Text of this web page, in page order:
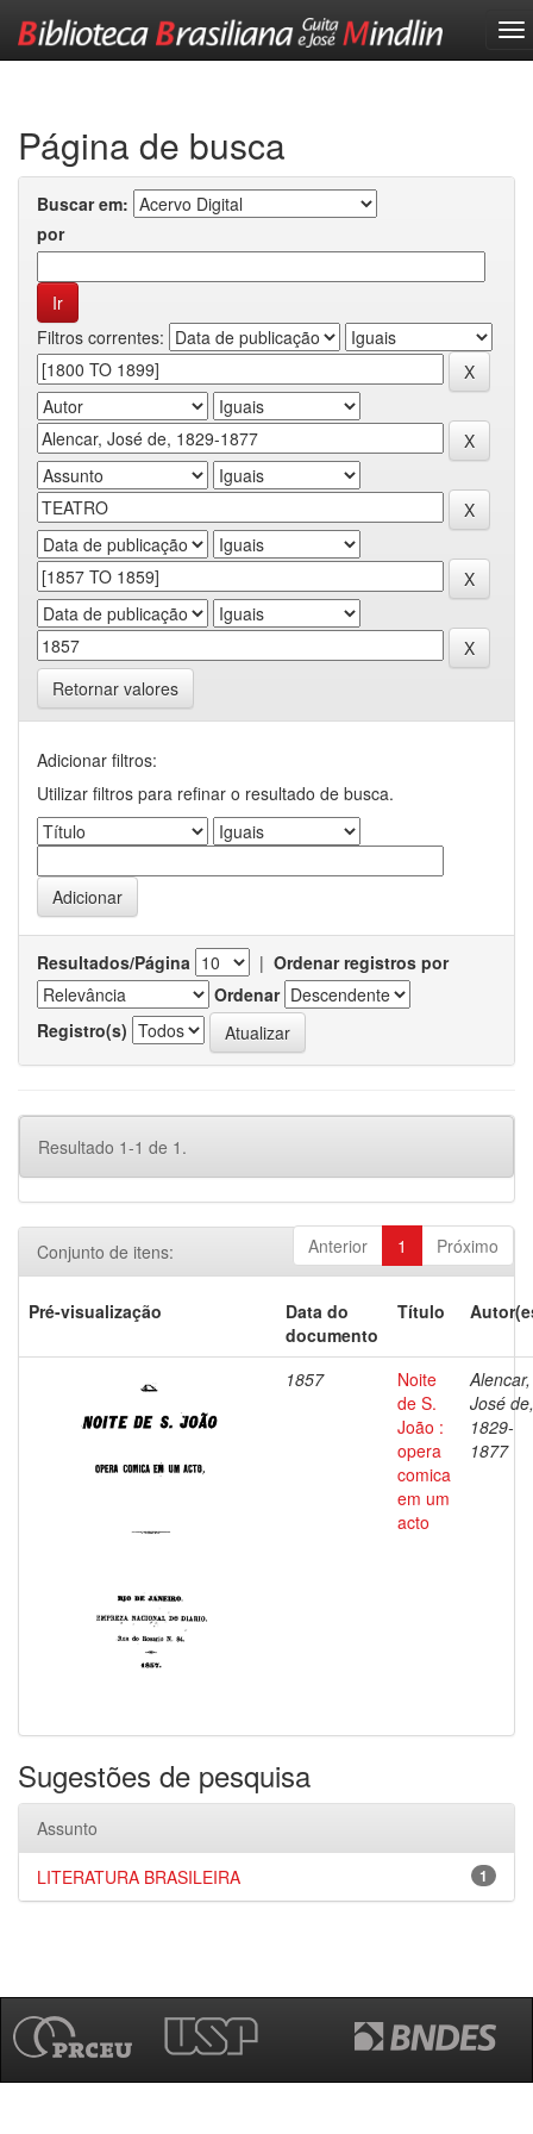
Página de busca
Buscar em:
por
Filtros correntes:
Retornar valores
Adicionar filtros:
Utilizar filtros para refinar o resultado de busca.
Resultados/Página | Ordenar registros por
Ordenar
Registro(s)
Resultado 1-1 de 1.
Anterior 1 Próximo
Conjunto de itens:
Pré-visualização
Data do
documento
Título
1857
Noite
de S.
João :
opera
comica
em um
acto
Alencar,
José de,
1829-
1877
Sugestões de pesquisa
Assunto
1
LITERATURA BRASILEIRA